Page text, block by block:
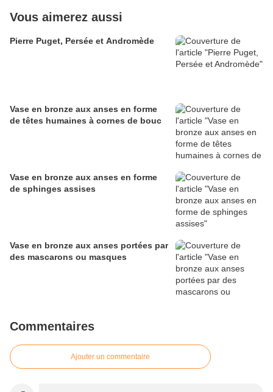
Vous aimerez aussi
Pierre Puget, Persée et Andromède
Vase en bronze aux anses en forme
de têtes humaines à cornes de bouc
Vase en bronze aux anses en forme
de sphinges assises
Vase en bronze aux anses portées par
des mascarons ou masques
Commentaires
Ajouter un commentaire